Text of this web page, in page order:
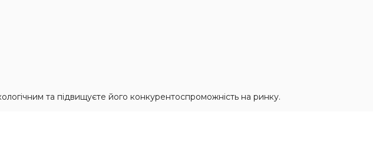
та підвищуєте його конкурентоспроможність на ринку.